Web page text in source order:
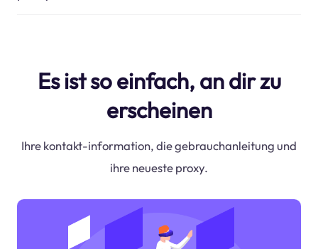
Es ist so einfach, an dir zu
erscheinen
Ihre kontakt-information, die gebrauchanleitung und
ihre neueste proxy.